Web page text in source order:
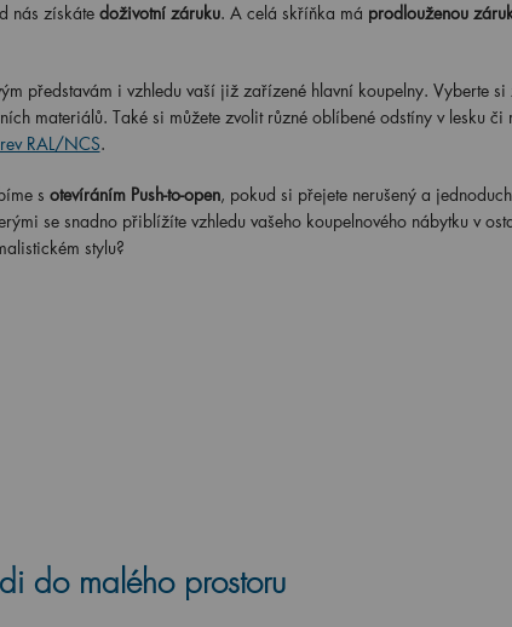
nás získáte doživotní záruku. A celá skříňka má prodlouženou
představám i vzhledu vaší již zařízené hlavní koupelny. Vyberte si
materiálů. Také si můžete zvolit různé oblíbené odstíny v lesku či
RAL/NCS.
s otevíráním Push-to-open, pokud si přejete nerušený a
se snadno přiblížíte vzhledu vašeho koupelnového nábytku v
stylu?
do malého prostoru